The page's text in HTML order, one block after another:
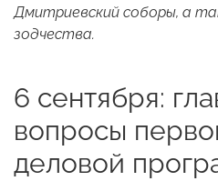
Дмитриевский соборы, а
зодчества.
6 сентября:
вопросы
деловой